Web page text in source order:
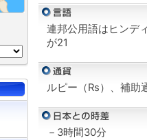
連邦公用語はヒンデ
が21
ルピー（Rs）、補助
－3時間30分